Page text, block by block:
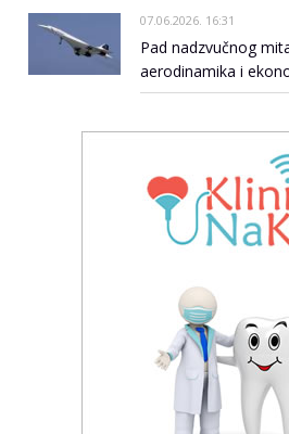
07.06.2026. 16:31
Pad nadzvučnog
aerodinamika i